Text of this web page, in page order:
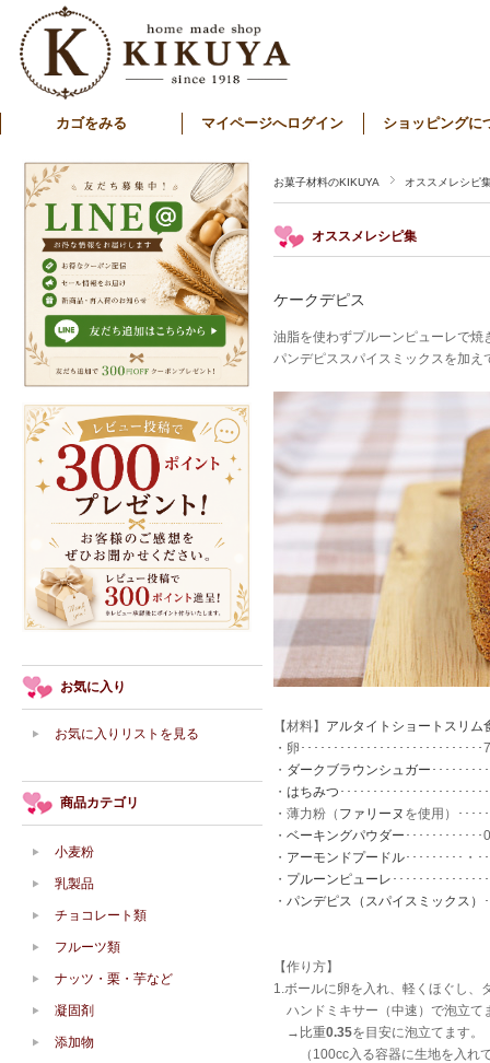
カゴをみる マイページへログイン ショッピングに
お菓子材料のKIKUYA オススメレシピ
オススメレシピ集
ケークデピス
油脂を使わずプルーンピューレで焼
パンデピススパイスミックスを加
【材料】 アルタイトショートスリム
・卵････････････････････････････
・ ダークブラウンシュガー ････････
・ はちみつ ･･････････････････････
・薄力粉（ ファリーヌ を使用）････
・ ベーキングパウダー ････････････
・ アーモンドプードル･････････・･
・ プルーンピューレ ･･････････････
・ パンデピス（スパイスミックス）
【作り方】
1.ボールに卵を入れ、軽くほぐし、
ハンドミキサー（中速）で泡立て
→比重0.35を目安に泡立てます。
（100cc入る容器に生地を入れ
お気に入り
お気に入りリストを見る
商品カテゴリ
小麦粉
乳製品
チョコレート類
フルーツ類
ナッツ・栗・芋など
凝固剤
添加物